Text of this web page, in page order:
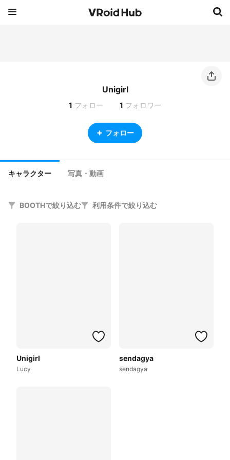
Unigirl
1 フォロー 1 フォロワー
フォロー
キャラクター 写真・動画
BOOTHで絞り込む 利用条件で絞り込む
Unigirl
Lucy
sendagya
sendagya